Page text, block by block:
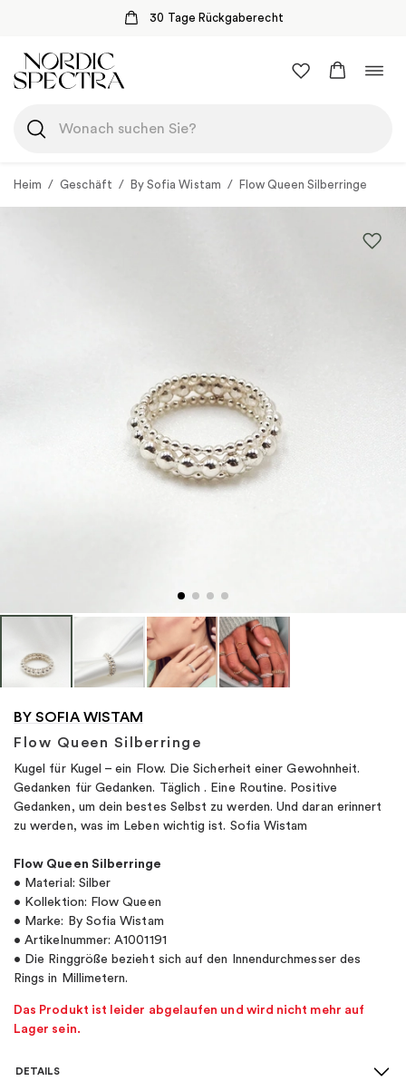
30 Tage Rückgaberecht
Inhalt
springen
Heim / Geschäft / By Sofia Wistam / Flow Queen Silberringe
BY SOFIA WISTAM
Flow Queen Silberringe
Kugel für Kugel – ein Flow. Die Sicherheit einer Gewohnheit.
Gedanken für Gedanken. Täglich . Eine Routine. Positive
Gedanken, um dein bestes Selbst zu werden. Und daran erinnert
zu werden, was im Leben wichtig ist. Sofia Wistam
Flow Queen Silberringe
• Material: Silber
• Kollektion: Flow Queen
• Marke: By Sofia Wistam
• Artikelnummer: A1001191
• Die Ringgröße bezieht sich auf den Innendurchmesser des
Rings in Millimetern.
Das Produkt ist leider abgelaufen und wird nicht mehr auf
Lager sein.
DETAILS